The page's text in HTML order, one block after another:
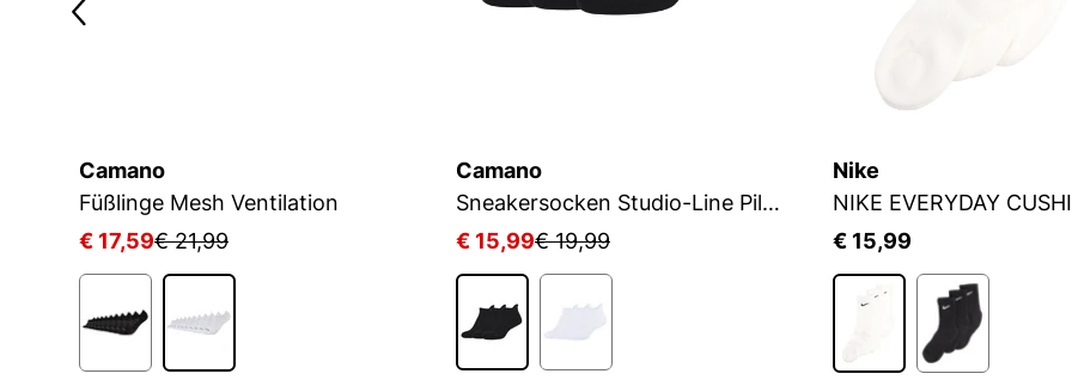
Camano
Füßlinge Mesh Ventilation
€ 17,59€ 21,99
Camano
Sneakersocken Studio-Line Pilates und Yoga
€ 15,99€ 19,99
Nike
NIKE EVERYDAY
€ 15,99